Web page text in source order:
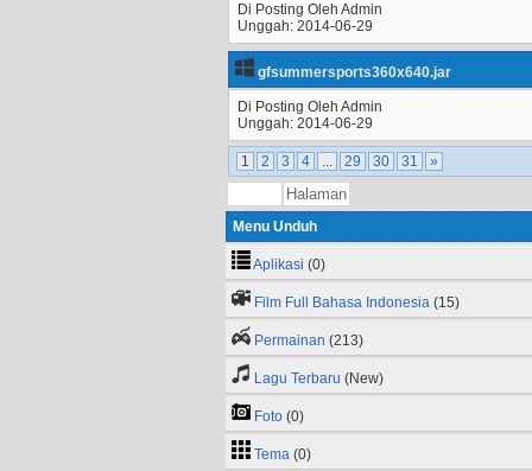
Di Posting Oleh Admin
Unggah: 2014-06-29
gfsummersports360x640.jar
Di Posting Oleh Admin
Unggah: 2014-06-29
1 2 3 4 ... 29 30 31 »
Menu Unduh
Aplikasi (0)
Film Full Bahasa Indonesia (15)
Permainan (213)
Lagu Terbaru (New)
Foto (0)
Tema (0)